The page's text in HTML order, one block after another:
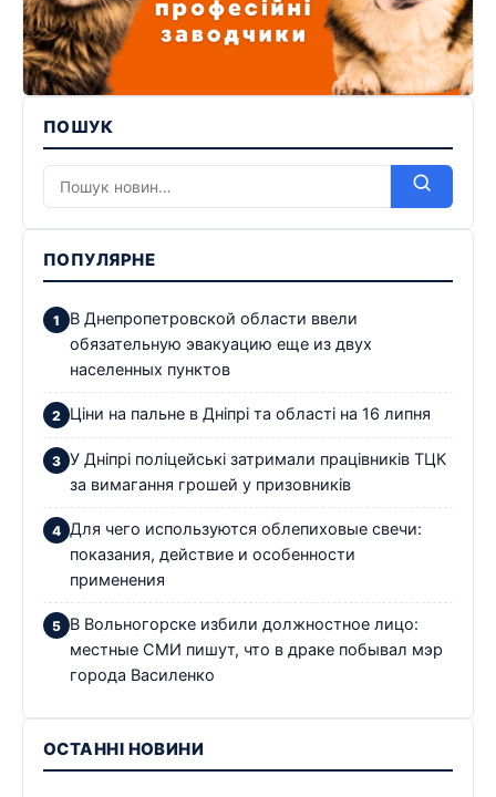
ПОШУК
ПОПУЛЯРНЕ
В Днепропетровской области ввели
обязательную эвакуацию еще из двух
населенных пунктов
Ціни на пальне в Дніпрі та області на 16 липня
У Дніпрі поліцейські затримали працівників ТЦК
за вимагання грошей у призовників
Для чего используются облепиховые свечи:
показания, действие и особенности
применения
В Вольногорске избили должностное лицо:
местные СМИ пишут, что в драке побывал мэр
города Василенко
ОСТАННІ НОВИНИ